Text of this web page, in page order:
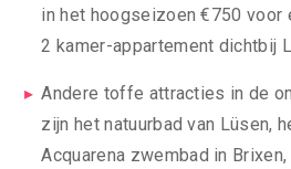
in het hoogseizoen €750 voor
2 kamer-appartement dichtbij
Andere toffe attracties in de
zijn het natuurbad van Lüsen,
Acquarena zwembad in